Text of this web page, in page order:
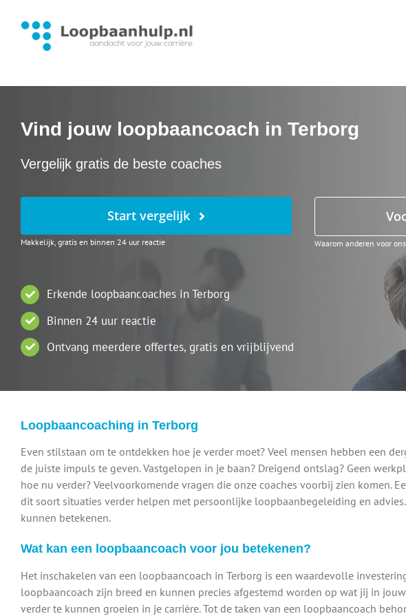
inhoud
Vind jouw loopbaancoach in Terborg
Vergelijk gratis de beste coaches
Start vergelijk
Makkelijk, gratis en binnen 24 uur reactie Waarom anderen voor
Erkende loopbaancoaches in Terborg
Binnen 24 uur reactie
Ontvang meerdere offertes, gratis en vrijblijvend
Loopbaancoaching in Terborg
Even stilstaan om te ontdekken hoe je verder moet? Veel mensen hebben een
de juiste impuls te geven. Vastgelopen in je baan? Dreigend ontslag? Geen
hoe nu verder? Veelvoorkomende vragen die onze coaches voorbij zien komen.
dit soort situaties verder helpen met persoonlijke loopbaanbegeleiding en
kunnen betekenen.
Wat kan een loopbaancoach voor jou betekenen?
Het inschakelen van een loopbaancoach in Terborg is een waardevolle
loopbaancoach zijn breed en kunnen precies afgestemd worden op wat jij in
verder te kunnen groeien in je carrière. Tot de taken van een loopbaancoach